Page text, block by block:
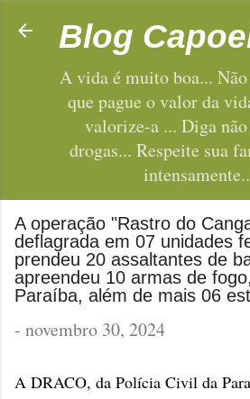
Pular para o conteúdo
Blog
A vida é muito boa...
que pague o valor da
valorize-a ... Diga não
drogas... Respeite sua
A operação "Rastro do
deflagrada em 07 unidades
prendeu 20 assaltantes de
apreendeu 10 armas de
Paraíba, além de mais 06
- novembro 30, 2024
A DRACO, da Polícia Civil da